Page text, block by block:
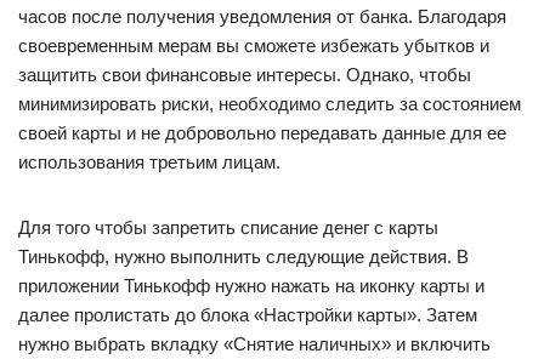
часов после получения уведомления от банка. Благодаря
своевременным мерам вы сможете избежать убытков и
защитить свои финансовые интересы. Однако, чтобы
минимизировать риски, необходимо следить за состоянием
своей карты и не добровольно передавать данные для ее
использования третьим лицам.
Для того чтобы запретить списание денег с карты
Тинькофф, нужно выполнить следующие действия. В
приложении Тинькофф нужно нажать на иконку карты и
далее пролистать до блока «Настройки карты». Затем
нужно выбрать вкладку «Снятие наличных» и включить